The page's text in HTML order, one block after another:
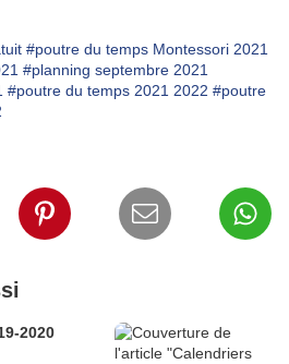
#poutre du temps Montessori 2021
#planning septembre 2021
#poutre du temps 2021 2022 #poutre
2020